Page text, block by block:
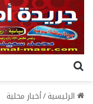
الرئيسية/أخبار محلية